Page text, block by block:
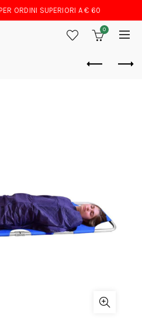
ORDINI SUPERIORI A € 60
0